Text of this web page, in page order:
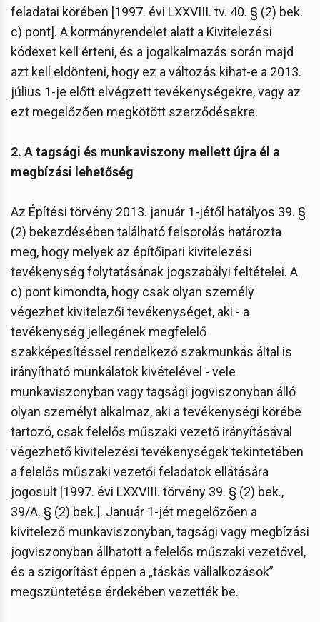
feladatai körében [1997. évi LXXVIII. tv. 40. § (2) bek.
c) pont]. A kormányrendelet alatt a Kivitelezési
kódexet kell érteni, és a jogalkalmazás során majd
azt kell eldönteni, hogy ez a változás kihat-e a 2013.
július 1-je előtt elvégzett tevékenységekre, vagy az
ezt megelőzően megkötött szerződésekre.
2. A tagsági és munkaviszony mellett újra él a
megbízási lehetőség
Az Építési törvény 2013. január 1-jétől hatályos 39. §
(2) bekezdésében található felsorolás határozta
meg, hogy melyek az építőipari kivitelezési
tevékenység folytatásának jogszabályi feltételei. A
c) pont kimondta, hogy csak olyan személy
végezhet kivitelezői tevékenységet, aki - a
tevékenység jellegének megfelelő
szakképesítéssel rendelkező szakmunkás által is
irányítható munkálatok kivételével - vele
munkaviszonyban vagy tagsági jogviszonyban álló
olyan személyt alkalmaz, aki a tevékenységi körébe
tartozó, csak felelős műszaki vezető irányításával
végezhető kivitelezési tevékenységek tekintetében
a felelős műszaki vezetői feladatok ellátására
jogosult [1997. évi LXXVIII. törvény 39. § (2) bek.,
39/A. § (2) bek.]. Január 1-jét megelőzően a
kivitelező munkaviszonyban, tagsági vagy megbízási
jogviszonyban állhatott a felelős műszaki vezetővel,
és a szigorítást éppen a „táskás vállalkozások”
megszüntetése érdekében vezették be.